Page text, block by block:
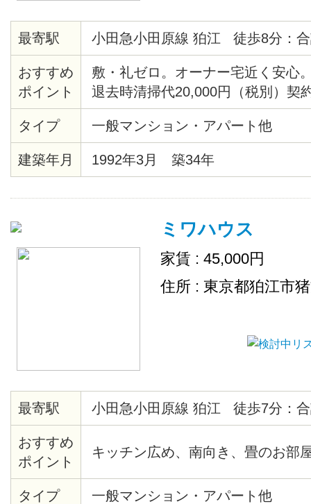
最寄駅 小田急小田原線 狛江 徒歩8分：
おすすめ
ポイント
敷・礼ゼロ。オーナー宅近く安心
退去時清掃代20,000円（税別）契
タイプ 一般マンション・アパート他
建築年月 1992年3月 築34年
ミワハウス
家賃 : 45,000円
住所 : 東京都狛江市
最寄駅 小田急小田原線 狛江 徒歩7分：
おすすめ
ポイント
キッチン広め、南向き、畳のお部
タイプ 一般マンション・アパート他